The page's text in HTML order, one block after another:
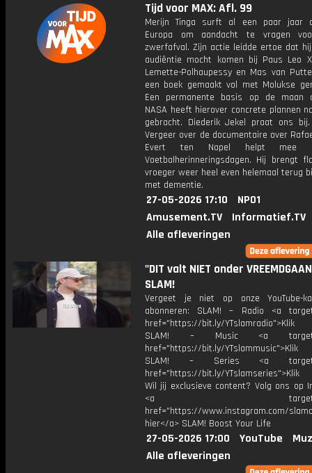
Tijd voor MAX: Afl. 99
Merijn Tinga surft al een paar jaar
Europa om aandacht te vragen
zwerfafval. Zijn actie leidde ertoe dat
audiëntie mocht komen bij Paus Leo
Lemette-Polhaupessy en Mas van
een boek gemaakt vol met Molukse
Een permanente basis op de maan
NASA heeft hierover concrete plannen
gebracht. Diederik Jekel praat ons
Vergeer over de documentaire over
Evert ten Napel helpt mee
Voetbalherinneringsdagen. Hij brengt
vroeger weer heel even helemaal terug
met dementie.
27-05-2026 17:10
NPO1
Amusement.TV
Informatief.TV
Alle afleveringen
"DIT valt NIET onder
SLAM!
Vergeet je niet op onze YouTube-
abonneren: SLAM! – Radio <a
href="https://bit.ly/
SLAM! – Music <a
href="https://bit.ly/
SLAM! – Series <a
href="https://bit.ly/
Wil jij exclusieve content? Volg ons op
<a
href="https://www.instagram.com/
hier</a> SLAM! Boost Your Life
27-05-2026 17:00 YouTube
Alle afleveringen